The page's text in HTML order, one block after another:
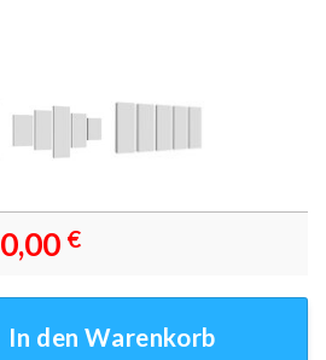
0,00 €
In den Warenkorb